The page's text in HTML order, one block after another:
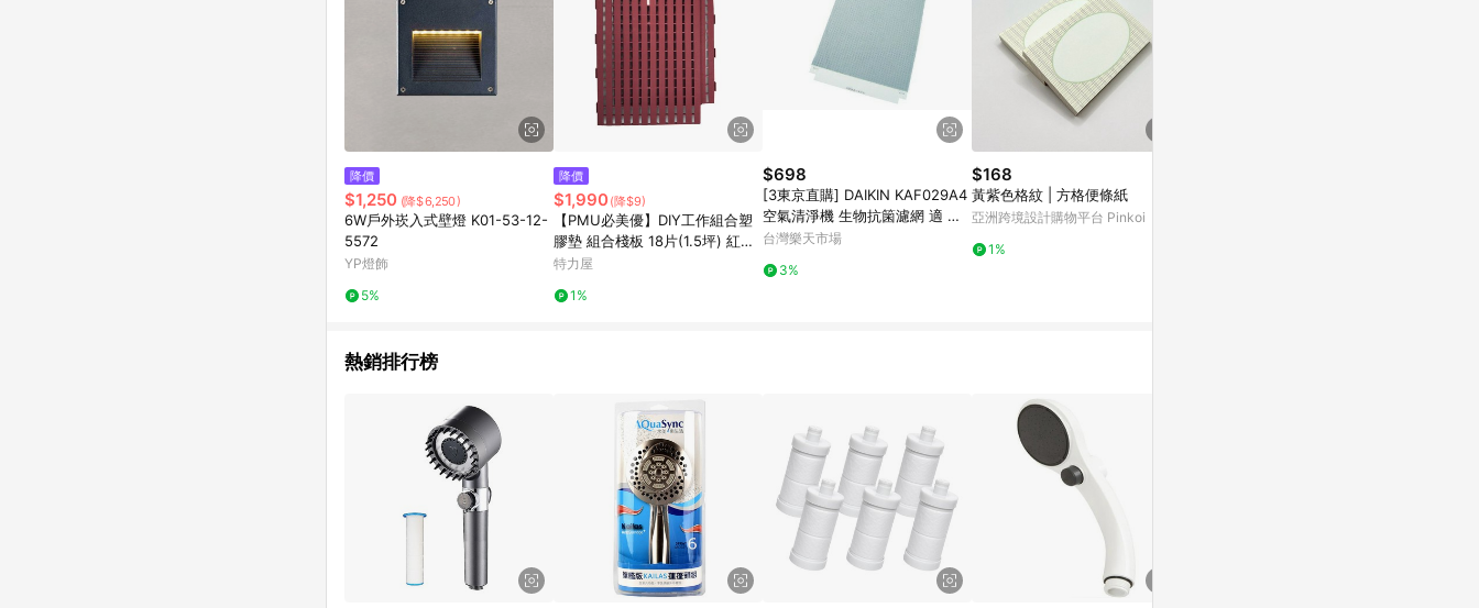
降價
$1,250 (降$6,250)
6W戶外崁入式壁燈 K01-53-12-
5572
YP燈飾
5%
降價
$1,990(降$9)
【PMU必美優】DIY工作組合塑
膠墊 組合棧板 18片(1.5坪) 紅色
(免費運送至1樓)
特力屋
1%
$698
[3東京直購] DAIKIN KAF029A4
空氣清淨機 生物抗箘濾網 適 MC
K70_ ACK70_ 開頭機型 可用1年
台灣樂天市場
3%
$168
黃紫色格紋 | 方格便條紙
亞洲跨境設計購物平台 Pinkoi
1%
熱銷排行榜